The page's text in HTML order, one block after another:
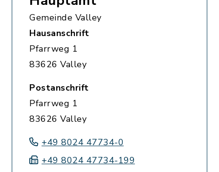
Gemeinde Valley
Hausanschrift
Pfarrweg 1
83626 Valley
Postanschrift
Pfarrweg 1
83626 Valley
+49 8024 47734-0
+49 8024 47734-199